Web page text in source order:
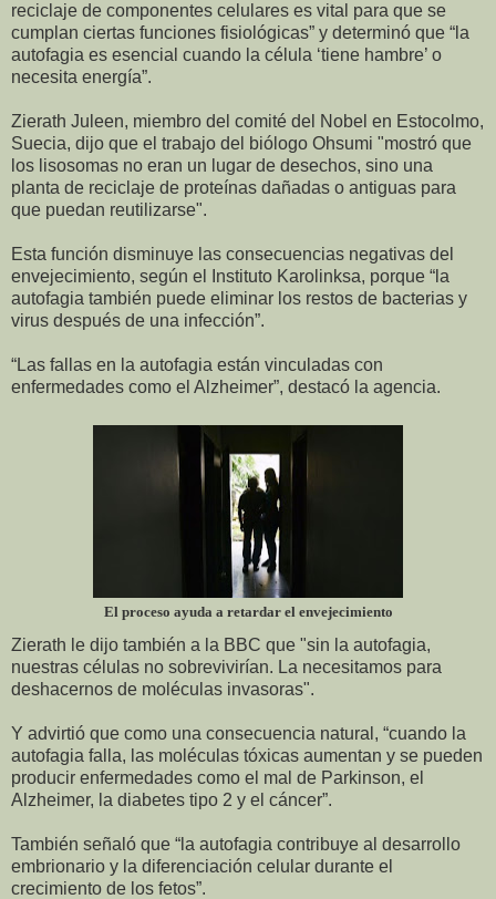
reciclaje de componentes celulares es vital para que se
cumplan ciertas funciones fisiológicas” y determinó que “la
autofagia es esencial cuando la célula ‘tiene hambre’ o
necesita energía”.
Zierath Juleen, miembro del comité del Nobel en Estocolmo,
Suecia, dijo que el trabajo del biólogo Ohsumi "mostró que
los lisosomas no eran un lugar de desechos, sino una
planta de reciclaje de proteínas dañadas o antiguas para
que puedan reutilizarse".
Esta función disminuye las consecuencias negativas del
envejecimiento, según el Instituto Karolinksa, porque “la
autofagia también puede eliminar los restos de bacterias y
virus después de una infección”.
“Las fallas en la autofagia están vinculadas con
enfermedades como el Alzheimer”, destacó la agencia.
El proceso ayuda a retardar el envejecimiento
Zierath le dijo también a la BBC que "sin la autofagia,
nuestras células no sobrevivirían. La necesitamos para
deshacernos de moléculas invasoras".
Y advirtió que como una consecuencia natural, “cuando la
autofagia falla, las moléculas tóxicas aumentan y se pueden
producir enfermedades como el mal de Parkinson, el
Alzheimer, la diabetes tipo 2 y el cáncer”.
También señaló que “la autofagia contribuye al desarrollo
embrionario y la diferenciación celular durante el
crecimiento de los fetos”.